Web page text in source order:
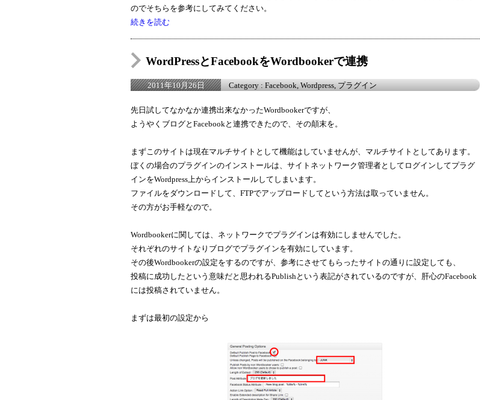
のでそちらを参考にしてみてください。
続きを読む
WordPressとFacebookをWordbookerで連携
2011年10月26日 Category : Facebook, Wordpress, プラグイン
先日試してなかなか連携出来なかったWordbookerですが、
ようやくブログとFacebookと連携できたので、その顛末を。
まずこのサイトは現在マルチサイトとして機能はしていませんが、マルチサイトとしてあります。
ぼくの場合のプラグインのインストールは、サイトネットワーク管理者としてログインしてプラグ
インをWordpress上からインストールしてしまいます。
ファイルをダウンロードして、FTPでアップロードしてという方法は取っていません。
その方がお手軽なので。
Wordbookerに関しては、ネットワークでプラグインは有効にしませんでした。
それぞれのサイトなりブログでプラグインを有効にしています。
その後Wordbookerの設定をするのですが、参考にさせてもらったサイトの通りに設定しても、
投稿に成功したという意味だと思われるPublishという表記がされているのですが、肝心のFacebook
には投稿されていません。
まずは最初の設定から